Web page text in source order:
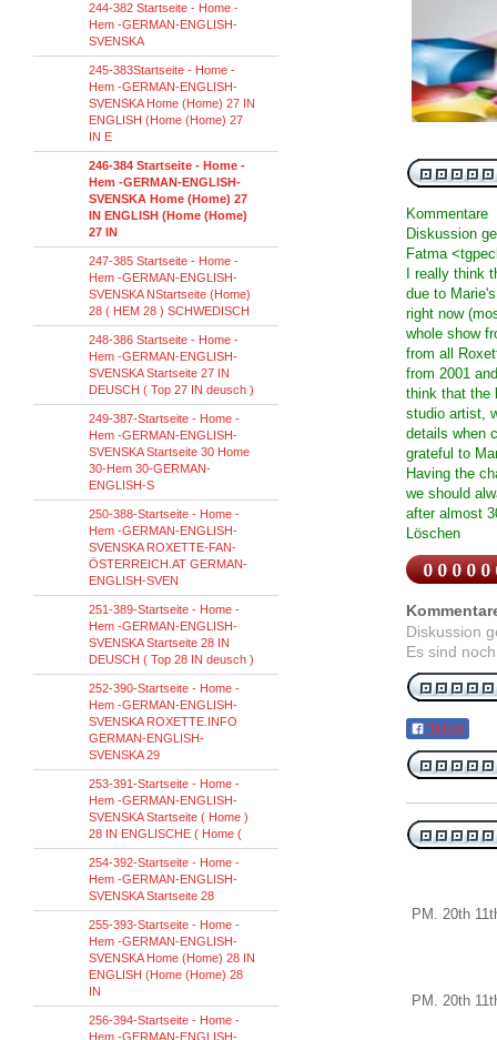
Kommentare
Diskussion
Fatma
I really think
due to
right now
whole show
from all
from 2001
think that the
studio artist,
details when
grateful to
Having the
we should
after almost
Löschen
Diskussion
Es sind
Teilen
PM . 20th
PM . 20th
244-382 Startseite - Home -
Hem -GERMAN-ENGLISH-
SVENSKA
245-383Startseite - Home -
Hem -GERMAN-ENGLISH-
SVENSKA Home (Home) 27 IN
ENGLISH (Home (Home) 27
IN E
246-384 Startseite - Home -
Hem -GERMAN-ENGLISH-
SVENSKA Home (Home) 27
IN ENGLISH (Home (Home)
27 IN
247-385 Startseite - Home -
Hem -GERMAN-ENGLISH-
SVENSKA NStartseite (Home)
28 ( HEM 28 ) SCHWEDISCH
248-386 Startseite - Home -
Hem -GERMAN-ENGLISH-
SVENSKA Startseite 27 IN
DEUSCH ( Top 27 IN deusch )
249-387-Startseite - Home -
Hem -GERMAN-ENGLISH-
SVENSKA Startseite 30 Home
30-Hem 30-GERMAN-
ENGLISH-S
250-388-Startseite - Home -
Hem -GERMAN-ENGLISH-
SVENSKA ROXETTE-FAN-
ÖSTERREICH.AT GERMAN-
ENGLISH-SVEN
251-389-Startseite - Home -
Hem -GERMAN-ENGLISH-
SVENSKA Startseite 28 IN
DEUSCH ( Top 28 IN deusch )
252-390-Startseite - Home -
Hem -GERMAN-ENGLISH-
SVENSKA ROXETTE.INFO
GERMAN-ENGLISH-
SVENSKA 29
253-391-Startseite - Home -
Hem -GERMAN-ENGLISH-
SVENSKA Startseite ( Home )
28 IN ENGLISCHE ( Home (
254-392-Startseite - Home -
Hem -GERMAN-ENGLISH-
SVENSKA Startseite 28
255-393-Startseite - Home -
Hem -GERMAN-ENGLISH-
SVENSKA Home (Home) 28 IN
ENGLISH (Home (Home) 28
IN
256-394-Startseite - Home -
Hem -GERMAN-ENGLISH-